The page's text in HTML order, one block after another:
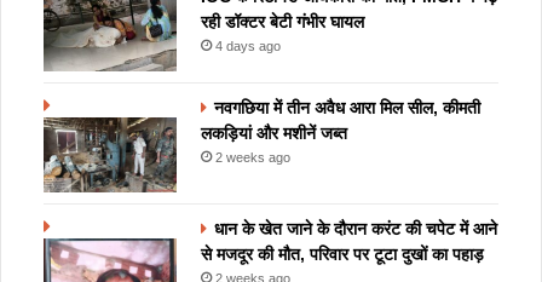
रही डॉक्टर बेटी गंभीर घायल
4 days ago
नवगछिया में तीन अवैध आरा मिल सील, कीमती
लकड़ियां और मशीनें जब्त
2 weeks ago
धान के खेत जाने के दौरान करंट की चपेट में आने
से मजदूर की मौत, परिवार पर टूटा दुखों का पहाड़
2 weeks ago